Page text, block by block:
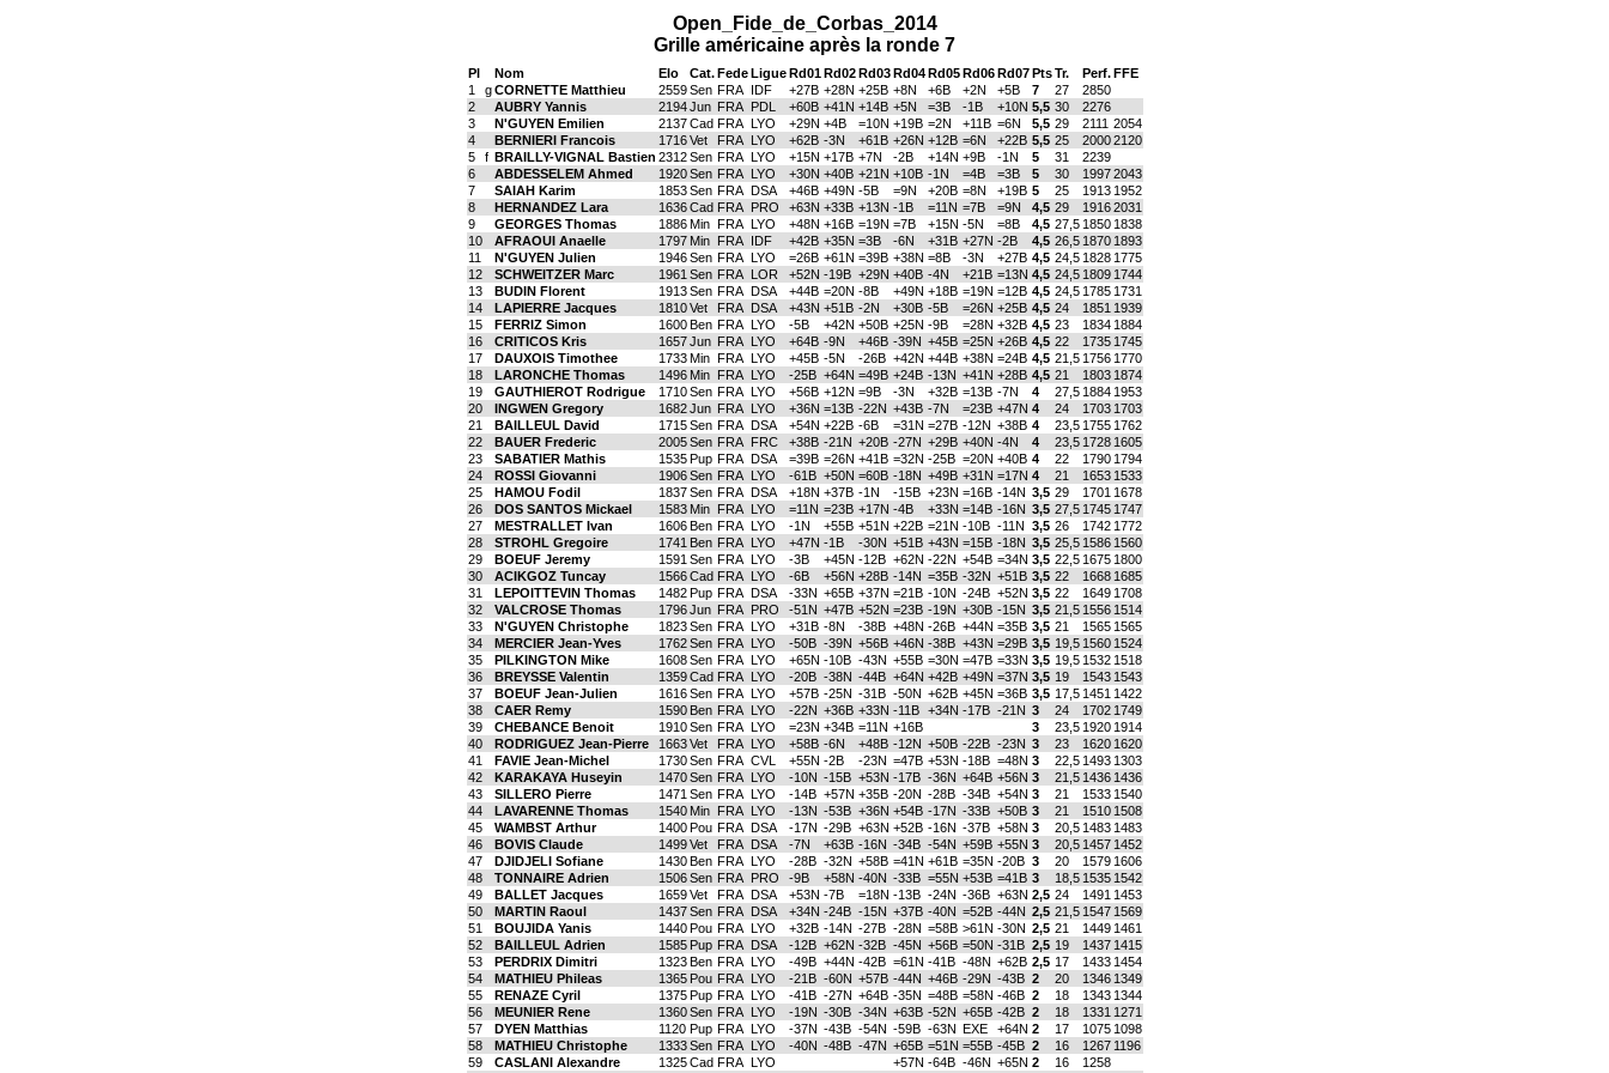
Open_Fide_de_Corbas_2014
Grille américaine après la ronde 7
Pl Nom Elo Cat. Fede Ligue Rd01 Rd02 Rd03 Rd04 Rd05 Rd06 Rd07 Pts Tr. Perf. FFE
1
g CORNETTE Matthieu 2559 Sen FRA IDF +27B +28N +25B +8N +6B +2N +5B 7 27
2850
2
AUBRY Yannis 2194 Jun FRA PDL +60B +41N +14B +5N =3B -1B +10N 5,5 30
2276
3
N'GUYEN Emilien 2137 Cad FRA LYO +29N +4B =10N +19B =2N +11B =6N 5,5 29 2111 2054
4
BERNIERI Francois 1716 Vet FRA LYO +62B -3N +61B +26N +12B =6N +22B 5,5 25 2000 2120
5
f BRAILLY-VIGNAL Bastien 2312 Sen FRA LYO +15N +17B +7N -2B +14N +9B -1N 5 31
2239
6
ABDESSELEM Ahmed 1920 Sen FRA LYO +30N +40B +21N +10B -1N =4B =3B 5 30 1997 2043
7
SAIAH Karim 1853 Sen FRA DSA +46B +49N -5B =9N +20B =8N +19B 5 25 1913 1952
8
HERNANDEZ Lara 1636 Cad FRA PRO +63N +33B +13N -1B =11N =7B =9N 4,5 29 1916 2031
9
GEORGES Thomas 1886 Min FRA LYO +48N +16B =19N =7B +15N -5N =8B 4,5 27,5 1850 1838
10
AFRAOUI Anaelle 1797 Min FRA IDF +42B +35N =3B -6N +31B +27N -2B 4,5 26,5 1870 1893
11
N'GUYEN Julien 1946 Sen FRA LYO =26B +61N =39B +38N =8B -3N +27B 4,5 24,5 1828 1775
12
SCHWEITZER Marc 1961 Sen FRA LOR +52N -19B +29N +40B -4N +21B =13N 4,5 24,5 1809 1744
13
BUDIN Florent 1913 Sen FRA DSA +44B =20N -8B +49N +18B =19N =12B 4,5 24,5 1785 1731
14
LAPIERRE Jacques 1810 Vet FRA DSA +43N +51B -2N +30B -5B =26N +25B 4,5 24 1851 1939
15
FERRIZ Simon 1600 Ben FRA LYO -5B +42N +50B +25N -9B =28N +32B 4,5 23 1834 1884
16
CRITICOS Kris 1657 Jun FRA LYO +64B -9N +46B -39N +45B =25N +26B 4,5 22 1735 1745
17
DAUXOIS Timothee 1733 Min FRA LYO +45B -5N -26B +42N +44B +38N =24B 4,5 21,5 1756 1770
18
LARONCHE Thomas 1496 Min FRA LYO -25B +64N =49B +24B -13N +41N +28B 4,5 21 1803 1874
19
GAUTHIEROT Rodrigue 1710 Sen FRA LYO +56B +12N =9B -3N +32B =13B -7N 4 27,5 1884 1953
20
INGWEN Gregory 1682 Jun FRA LYO +36N =13B -22N +43B -7N =23B +47N 4 24 1703 1703
21
BAILLEUL David 1715 Sen FRA DSA +54N +22B -6B =31N =27B -12N +38B 4 23,5 1755 1762
22
BAUER Frederic 2005 Sen FRA FRC +38B -21N +20B -27N +29B +40N -4N 4 23,5 1728 1605
23
SABATIER Mathis 1535 Pup FRA DSA =39B =26N +41B =32N -25B =20N +40B 4 22 1790 1794
24
ROSSI Giovanni 1906 Sen FRA LYO -61B +50N =60B -18N +49B +31N =17N 4 21 1653 1533
25
HAMOU Fodil 1837 Sen FRA DSA +18N +37B -1N -15B +23N =16B -14N 3,5 29 1701 1678
26
DOS SANTOS Mickael 1583 Min FRA LYO =11N =23B +17N -4B +33N =14B -16N 3,5 27,5 1745 1747
27
MESTRALLET Ivan 1606 Ben FRA LYO -1N +55B +51N +22B =21N -10B -11N 3,5 26 1742 1772
28
STROHL Gregoire 1741 Ben FRA LYO +47N -1B -30N +51B +43N =15B -18N 3,5 25,5 1586 1560
29
BOEUF Jeremy 1591 Sen FRA LYO -3B +45N -12B +62N -22N +54B =34N 3,5 22,5 1675 1800
30
ACIKGOZ Tuncay 1566 Cad FRA LYO -6B +56N +28B -14N =35B -32N +51B 3,5 22 1668 1685
31
LEPOITTEVIN Thomas 1482 Pup FRA DSA -33N +65B +37N =21B -10N -24B +52N 3,5 22 1649 1708
32
VALCROSE Thomas 1796 Jun FRA PRO -51N +47B +52N =23B -19N +30B -15N 3,5 21,5 1556 1514
33
N'GUYEN Christophe 1823 Sen FRA LYO +31B -8N -38B +48N -26B +44N =35B 3,5 21 1565 1565
34
MERCIER Jean-Yves 1762 Sen FRA LYO -50B -39N +56B +46N -38B +43N =29B 3,5 19,5 1560 1524
35
PILKINGTON Mike 1608 Sen FRA LYO +65N -10B -43N +55B =30N =47B =33N 3,5 19,5 1532 1518
36
BREYSSE Valentin 1359 Cad FRA LYO -20B -38N -44B +64N +42B +49N =37N 3,5 19 1543 1543
37
BOEUF Jean-Julien 1616 Sen FRA LYO +57B -25N -31B -50N +62B +45N =36B 3,5 17,5 1451 1422
38
CAER Remy 1590 Ben FRA LYO -22N +36B +33N -11B +34N -17B -21N 3 24 1702 1749
39
CHEBANCE Benoit 1910 Sen FRA LYO =23N +34B =11N +16B 3 23,5 1920 1914
40
RODRIGUEZ Jean-Pierre 1663 Vet FRA LYO +58B -6N +48B -12N +50B -22B -23N 3 23 1620 1620
41
FAVIE Jean-Michel 1730 Sen FRA CVL +55N -2B -23N =47B +53N -18B =48N 3 22,5 1493 1303
42
KARAKAYA Huseyin 1470 Sen FRA LYO -10N -15B +53N -17B -36N +64B +56N 3 21,5 1436 1436
43
SILLERO Pierre 1471 Sen FRA LYO -14B +57N +35B -20N -28B -34B +54N 3 21 1533 1540
44
LAVARENNE Thomas 1540 Min FRA LYO -13N -53B +36N +54B -17N -33B +50B 3 21 1510 1508
45
WAMBST Arthur 1400 Pou FRA DSA -17N -29B +63N +52B -16N -37B +58N 3 20,5 1483 1483
46
BOVIS Claude 1499 Vet FRA DSA -7N +63B -16N -34B -54N +59B +55N 3 20,5 1457 1452
47
DJIDJELI Sofiane 1430 Ben FRA LYO -28B -32N +58B =41N +61B =35N -20B 3 20 1579 1606
48
TONNAIRE Adrien 1506 Sen FRA PRO -9B +58N -40N -33B =55N +53B =41B 3 18,5 1535 1542
49
BALLET Jacques 1659 Vet FRA DSA +53N -7B =18N -13B -24N -36B +63N 2,5 24 1491 1453
50
MARTIN Raoul 1437 Sen FRA DSA +34N -24B -15N +37B -40N =52B -44N 2,5 21,5 1547 1569
51
BOUJIDA Yanis 1440 Pou FRA LYO +32B -14N -27B -28N =58B >61N -30N 2,5 21 1449 1461
52
BAILLEUL Adrien 1585 Pup FRA DSA -12B +62N -32B -45N +56B =50N -31B 2,5 19 1437 1415
53
PERDRIX Dimitri 1323 Ben FRA LYO -49B +44N -42B =61N -41B -48N +62B 2,5 17 1433 1454
54
MATHIEU Phileas 1365 Pou FRA LYO -21B -60N +57B -44N +46B -29N -43B 2 20 1346 1349
55
RENAZE Cyril 1375 Pup FRA LYO -41B -27N +64B -35N =48B =58N -46B 2 18 1343 1344
56
MEUNIER Rene 1360 Sen FRA LYO -19N -30B -34N +63B -52N +65B -42B 2 18 1331 1271
57
DYEN Matthias 1120 Pup FRA LYO -37N -43B -54N -59B -63N EXE +64N 2 17 1075 1098
58
MATHIEU Christophe 1333 Sen FRA LYO -40N -48B -47N +65B =51N =55B -45B 2 16 1267 1196
59
CASLANI Alexandre 1325 Cad FRA LYO +57N -64B -46N +65N 2 16
1258